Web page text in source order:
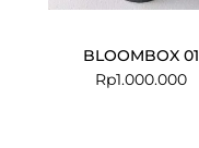
BLOOMBOX 01
Rp1.000.000